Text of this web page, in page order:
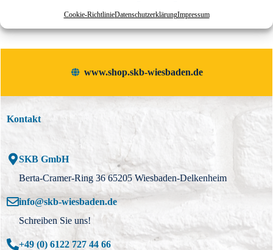
Cookie-RichtlinieDatenschutzerklärungImpressum
www.shop.skb-wiesbaden.de
Kontakt
SKB GmbH
Berta-Cramer-Ring 36 65205 Wiesbaden-Delkenheim
info@skb-wiesbaden.de
Schreiben Sie uns!
+49 (0) 6122 727 44 66